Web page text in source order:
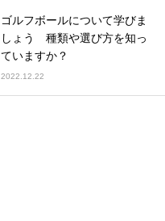
ゴルフボールについて学びま
しょう 種類や選び方を知っ
ていますか？
2022.12.22